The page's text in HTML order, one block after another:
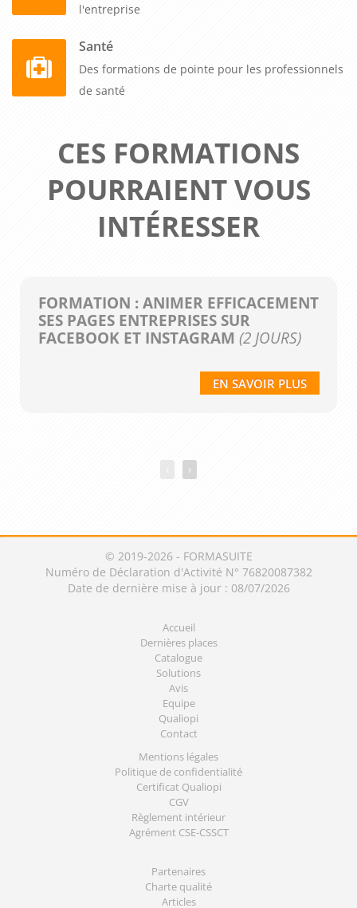
l'entreprise
Santé
Des formations de pointe pour les professionnels
de santé
CES FORMATIONS
POURRAIENT VOUS
INTÉRESSER
FORMATION : ANIMER EFFICACEMENT
SES PAGES ENTREPRISES SUR
FACEBOOK ET INSTAGRAM (2 JOURS)
EN SAVOIR PLUS
›
© 2019-2026 - FORMASUITE
Numéro de Déclaration d'Activité N° 76820087382
Date de dernière mise à jour : 08/07/2026
Accueil
Dernières places
Catalogue
Solutions
Avis
Equipe
Qualiopi
Contact
Mentions légales
Politique de confidentialité
Certificat Qualiopi
CGV
Règlement intérieur
Agrément CSE-CSSCT
Partenaires
Charte qualité
Articles